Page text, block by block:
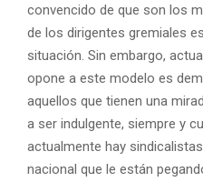
convencido de que son los
de los dirigentes gremiales
situación. Sin embargo,
opone a este modelo es
aquellos que tienen una
a ser indulgente, siempre y
actualmente hay
nacional que le están